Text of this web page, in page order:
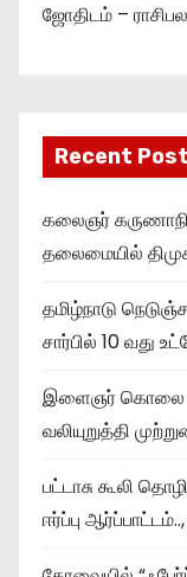
ஜோதிடம் –
Recent
கலைஞர்
தலைமையில்
தமிழ்நாடு
சார்பில் 10 வது
இளைஞர் கொலை
வலியுறுத்தி
பட்டாசு கூலி
ஈர்ப்பு ஆர்ப்பாட்டம்..,